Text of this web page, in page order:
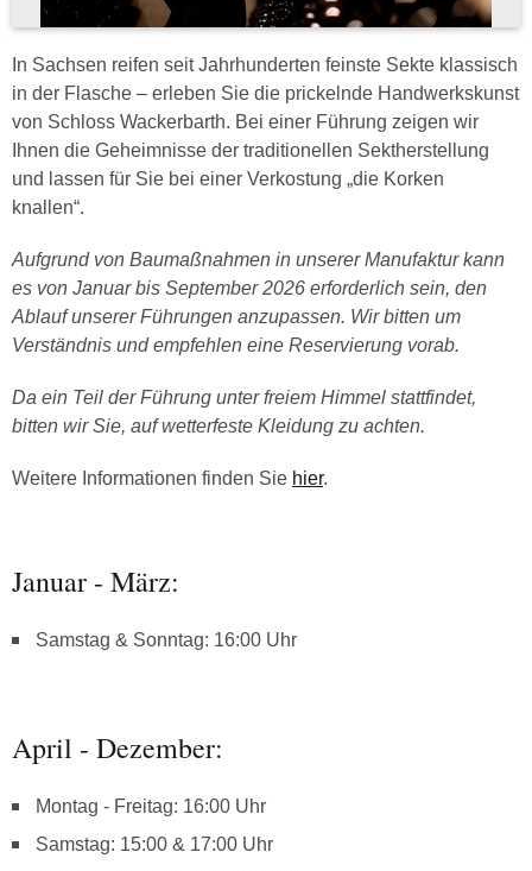
In Sachsen reifen seit Jahrhunderten feinste Sekte klassisch
in der Flasche – erleben Sie die prickelnde Handwerkskunst
von Schloss Wackerbarth. Bei einer Führung zeigen wir
Ihnen die Geheimnisse der traditionellen Sektherstellung
und lassen für Sie bei einer Verkostung „die Korken
knallen“.
Aufgrund von Baumaßnahmen in unserer Manufaktur kann
es von Januar bis September 2026 erforderlich sein, den
Ablauf unserer Führungen anzupassen. Wir bitten um
Verständnis und empfehlen eine Reservierung vorab.
Da ein Teil der Führung unter freiem Himmel stattfindet,
bitten wir Sie, auf wetterfeste Kleidung zu achten.
Weitere Informationen finden Sie hier.
Januar - März:
Samstag & Sonntag: 16:00 Uhr
April - Dezember:
Montag - Freitag: 16:00 Uhr
Samstag: 15:00 & 17:00 Uhr